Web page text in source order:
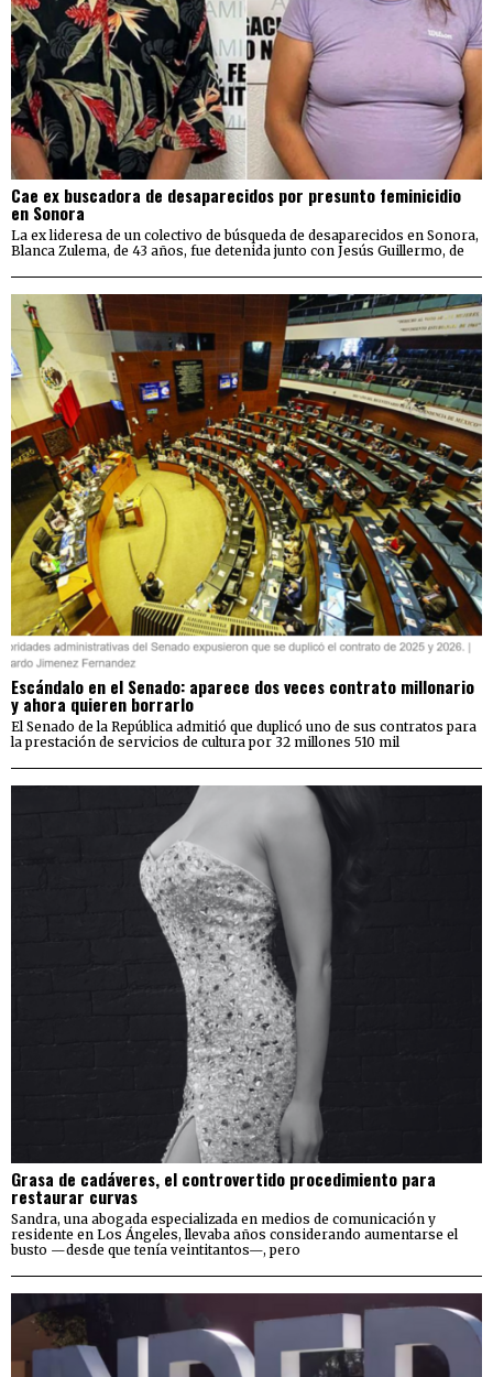
Cae ex buscadora de desaparecidos por presunto feminicidio
en Sonora
La ex lideresa de un colectivo de búsqueda de desaparecidos en Sonora,
Blanca Zulema, de 43 años, fue detenida junto con Jesús Guillermo, de
Escándalo en el Senado: aparece dos veces contrato millonario
y ahora quieren borrarlo
El Senado de la República admitió que duplicó uno de sus contratos para
la prestación de servicios de cultura por 32 millones 510 mil
Grasa de cadáveres, el controvertido procedimiento para
restaurar curvas
Sandra, una abogada especializada en medios de comunicación y
residente en Los Ángeles, llevaba años considerando aumentarse el
busto —desde que tenía veintitantos—, pero